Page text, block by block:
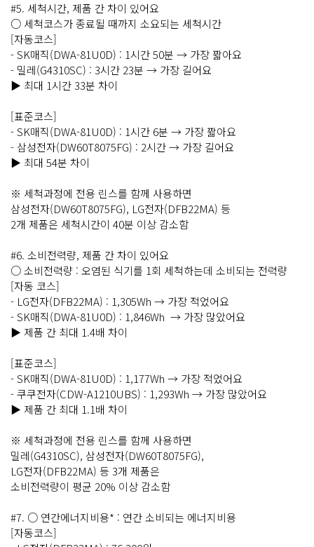
#5. 세척시간, 제품 간 차이 있어요
○ 세척코스가 종료될 때까지 소요되는 세척시간
[자동코스]
- SK매직(DWA-81U0D) : 1시간 50분 → 가장 짧아요
- 밀레(G4310SC) : 3시간 23분 → 가장 길어요
▶ 최대 1시간 33분 차이
[표준코스]
- SK매직(DWA-81U0D) : 1시간 6분 → 가장 짧아요
- 삼성전자(DW60T8075FG) : 2시간 → 가장 길어요
▶ 최대 54분 차이
※ 세척과정에 전용 린스를 함께 사용하면
삼성전자(DW60T8075FG), LG전자(DFB22MA) 등
2개 제품은 세척시간이 40분 이상 감소함
#6. 소비전력량, 제품 간 차이 있어요
○ 소비전력량 : 오염된 식기를 1회 세척하는데 소비되는 전력량
[자동 코스]
- LG전자(DFB22MA) : 1,305Wh → 가장 적었어요
- SK매직(DWA-81U0D) : 1,846Wh → 가장 많았어요
▶ 제품 간 최대 1.4배 차이
[표준코스]
- SK매직(DWA-81U0D) : 1,177Wh → 가장 적었어요
- 쿠쿠전자(CDW-A1210UBS) : 1,293Wh → 가장 많았어요
▶ 제품 간 최대 1.1배 차이
※ 세척과정에 전용 린스를 함께 사용하면
밀레(G4310SC), 삼성전자(DW60T8075FG),
LG전자(DFB22MA) 등 3개 제품은
소비전력량이 평균 20% 이상 감소함
#7. ○ 연간에너지비용* : 연간 소비되는 에너지비용
[자동코스]